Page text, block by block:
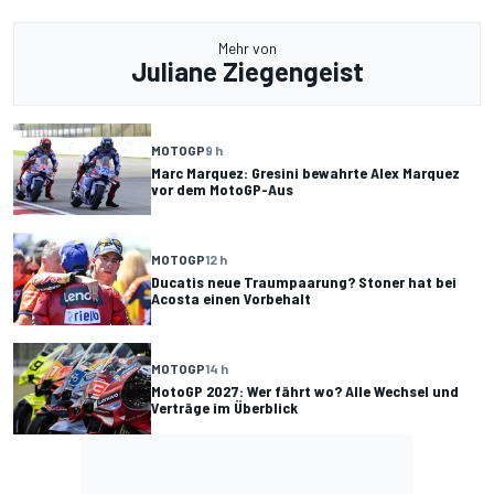
Mehr von
Juliane Ziegengeist
MOTOGP9 h
Marc Marquez: Gresini bewahrte Alex Marquez
vor dem MotoGP-Aus
MOTOGP12 h
Ducatis neue Traumpaarung? Stoner hat bei
Acosta einen Vorbehalt
MOTOGP14 h
MotoGP 2027: Wer fährt wo? Alle Wechsel und
Verträge im Überblick